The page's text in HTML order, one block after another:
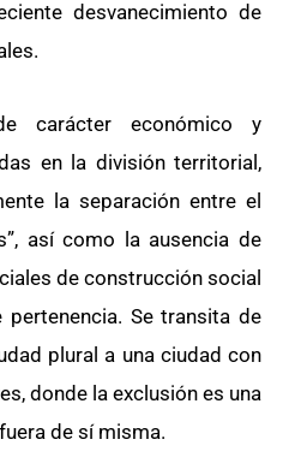
desvanecimiento de
carácter económico y
en la división territorial,
la separación entre el
así como la ausencia de
de construcción social
Se transita de
plural a una ciudad con
donde la exclusión es una
de sí misma.